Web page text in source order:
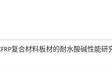
复合材料板材的耐水酸碱性能研